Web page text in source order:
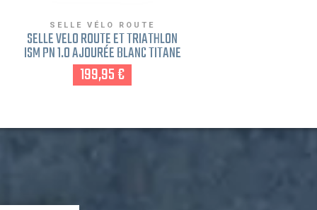
SELLE VÉLO ROUTE
SELLE VÉLO ROUTE ET TRIATHLON
ISM PN 1.0 AJOURÉE BLANC TITANE
199,95 €